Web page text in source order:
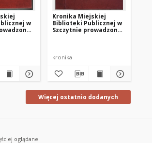
w
Kronika Miejskiej
Biblioteki Publicznej w
Szczytnie prowadzona
kronika
Więcej ostatnio dodanych
oglądane